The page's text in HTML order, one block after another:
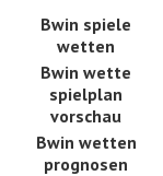
Bwin spiele
wetten
Bwin wette
spielplan
vorschau
Bwin wetten
prognosen